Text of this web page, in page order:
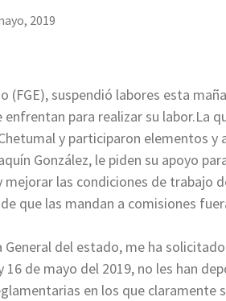
2019
(FGE), suspendió labores esta
para realizar su labor.La
y participaron elementos y
González, le piden su apoyo
las condiciones de trabajo
que las mandan a comisiones
General del estado, me ha
de mayo del 2019, no les han
en los que claramente